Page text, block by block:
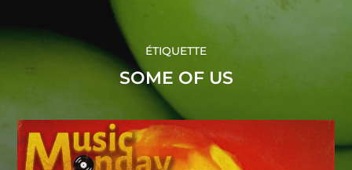
ÉTIQUETTE
SOME OF US